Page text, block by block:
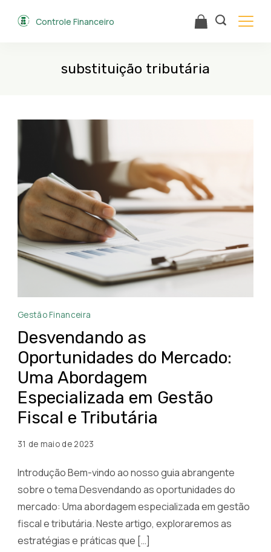
Controle Financeiro
substituição tributária
Desvendando
Oportunidades
do
Mercado:
Uma
Abordagem
Especializada
em
Fiscal
e
Tributária
Gestão Financeira
Desvendando as
Oportunidades do Mercado:
Uma Abordagem
Especializada em Gestão
Fiscal e Tributária
31 de maio de 2023
Introdução Bem-vindo ao nosso guia abrangente
sobre o tema Desvendando as oportunidades do
mercado: Uma abordagem especializada em gestão
fiscal e tributária. Neste artigo, exploraremos as
estratégias e práticas que […]